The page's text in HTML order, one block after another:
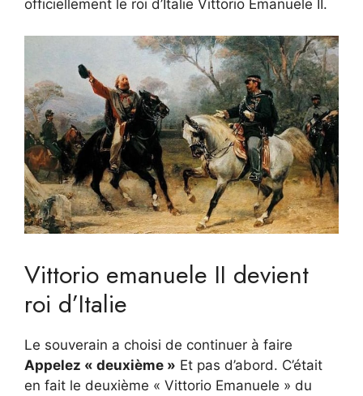
officiellement le roi d’Italie Vittorio Emanuele II.
Vittorio emanuele II devient
roi d’Italie
Le souverain a choisi de continuer à faire
Appelez « deuxième » Et pas d’abord. C’était
en fait le deuxième « Vittorio Emanuele » du